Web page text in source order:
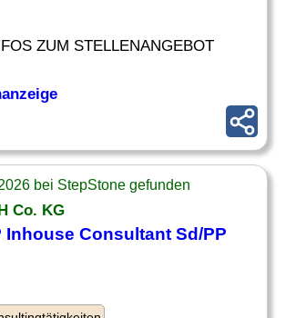
ZUM STELLENANGEBOT
bei StepStone gefunden
Co. KG
Inhouse Consultant Sd/PP